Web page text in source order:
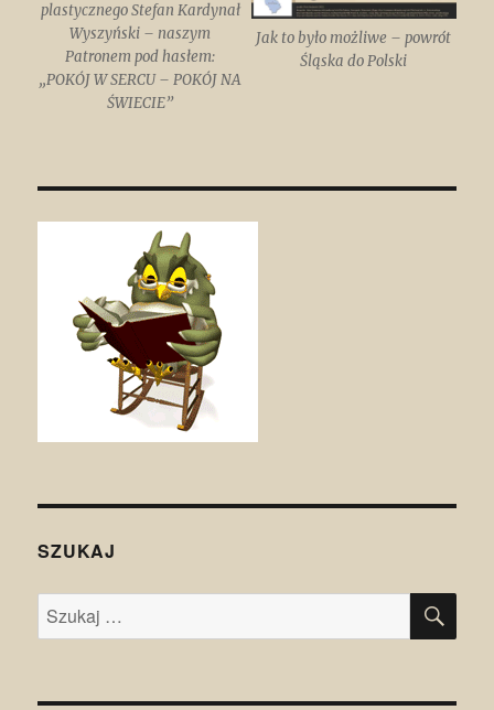
plastycznego Stefan Kardynał
Wyszyński – naszym
Patronem pod hasłem:
„POKÓJ W SERCU – POKÓJ NA
ŚWIECIE”
Jak to było możliwe – powrót
Śląska do Polski
SZUKAJ
Szukaj: